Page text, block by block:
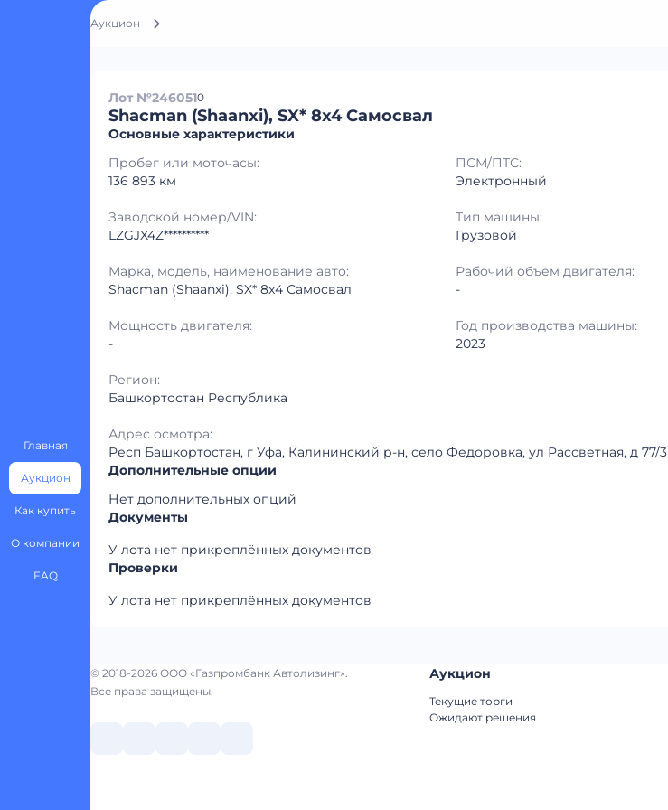
Главная
Аукцион
Как купить
О компании
FAQ
Аукцион
Лот №2460510
Shacman (Shaanxi), SX* 8x4 Самосвал
Основные характеристики
Пробег или моточасы:
136 893 км
ПСМ/ПТС:
Электронный
Заводской номер/VIN:
LZGJX4Z**********
Тип машины:
Грузовой
Марка, модель, наименование авто:
Shacman (Shaanxi), SX* 8x4 Самосвал
Рабочий объем двигателя:
-
Мощность двигателя:
-
Год производства машины:
2023
Регион:
Башкортостан Республика
Адрес осмотра:
Респ Башкортостан, г Уфа, Калининский р-н, село Федоровка, ул Рассветная, д 77/3
Дополнительные опции
Нет дополнительных опций
Документы
У лота нет прикреплённых документов
Проверки
У лота нет прикреплённых документов
© 2018-2026 ООО «Газпромбанк Автолизинг».
Все права защищены.
Аукцион
Текущие торги
Ожидают решения